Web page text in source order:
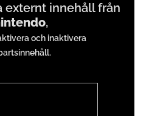
externt innehåll från
,
och inaktivera